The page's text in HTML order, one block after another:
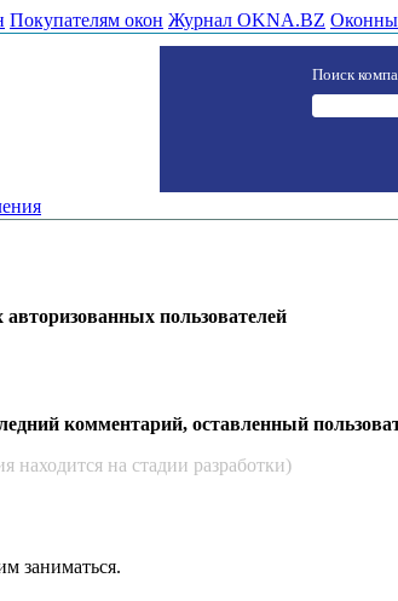
Покупателям окон Журнал OKNA.BZ
Поиск
пользователей
комментарий, оставленный
находится на стадии разработки)
за­нимать­ся.